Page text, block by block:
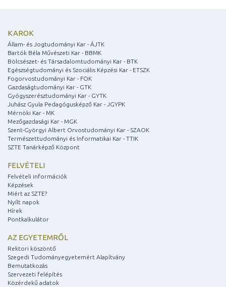
KAROK
Állam- és Jogtudományi Kar - ÁJTK
Bartók Béla Művészeti Kar - BBMK
Bölcsészet- és Társadalomtudományi Kar - BTK
Egészségtudományi és Szociális Képzési Kar - ETSZK
Fogorvostudományi Kar - FOK
Gazdaságtudományi Kar - GTK
Gyógyszerésztudományi Kar - GYTK
Juhász Gyula Pedagógusképző Kar - JGYPK
Mérnöki Kar - MK
Mezőgazdasági Kar - MGK
Szent-Györgyi Albert Orvostudományi Kar - SZAOK
Természettudományi és Informatikai Kar - TTIK
SZTE Tanárképző Központ
FELVÉTELI
Felvételi információk
Képzések
Miért az SZTE?
Nyílt napok
Hírek
Pontkalkulátor
AZ EGYETEMRŐL
Rektori köszöntő
Szegedi Tudományegyetemért Alapítvány
Bemutatkozás
Szervezeti felépítés
Közérdekű adatok